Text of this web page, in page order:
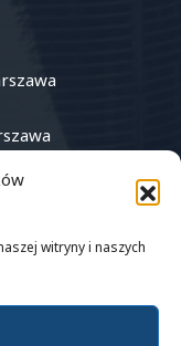
witryny i naszych